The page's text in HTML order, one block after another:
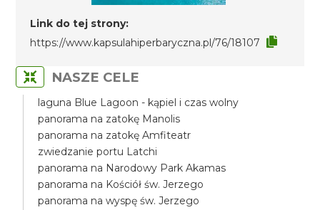
Link do tej strony:
https://www.kapsulahiperbaryczna.pl/76/18107
NASZE CELE
laguna Blue Lagoon - kąpiel i czas wolny
panorama na zatokę Manolis
panorama na zatokę Amfiteatr
zwiedzanie portu Latchi
panorama na Narodowy Park Akamas
panorama na Kościół św. Jerzego
panorama na wyspę św. Jerzego